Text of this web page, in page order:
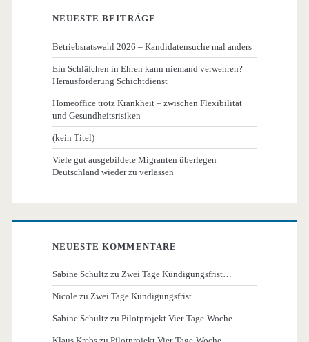
NEUESTE BEITRÄGE
Betriebsratswahl 2026 – Kandidatensuche mal anders
Ein Schläfchen in Ehren kann niemand verwehren?
Herausforderung Schichtdienst
Homeoffice trotz Krankheit – zwischen Flexibilität
und Gesundheitsrisiken
(kein Titel)
Viele gut ausgebildete Migranten überlegen
Deutschland wieder zu verlassen
NEUESTE KOMMENTARE
Sabine Schultz zuZwei Tage Kündigungsfrist…
Nicole zuZwei Tage Kündigungsfrist…
Sabine Schultz zuPilotprojekt Vier-Tage-Woche